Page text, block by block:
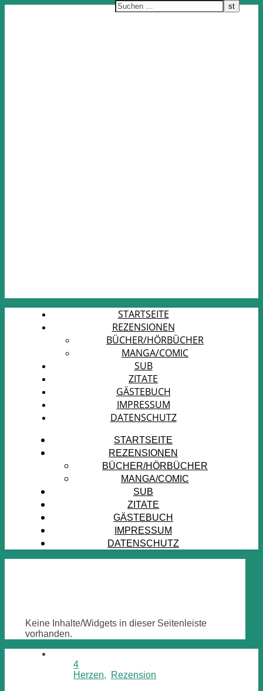
STARTSEITE
REZENSIONEN
BÜCHER/HÖRBÜCHER
MANGA/COMIC
SUB
ZITATE
GÄSTEBUCH
IMPRESSUM
DATENSCHUTZ
STARTSEITE
REZENSIONEN
BÜCHER/HÖRBÜCHER
MANGA/COMIC
SUB
ZITATE
GÄSTEBUCH
IMPRESSUM
DATENSCHUTZ
Keine Inhalte/Widgets in dieser Seitenleiste
vorhanden.
4
Herzen, Rezension